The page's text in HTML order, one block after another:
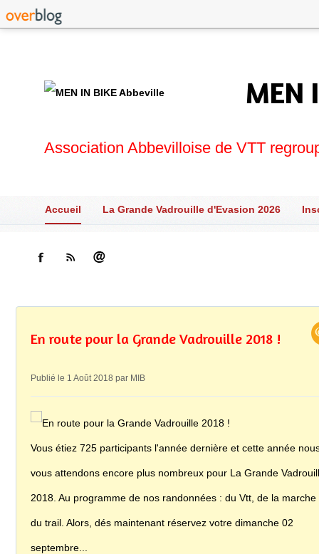
MEN
Association Abbevilloise de VTT
Accueil La Grande Vadrouille d'Evasion 2026
En route pour la Grande Vadrouille 2018 !
Publié le 1 Août 2018 par MIB
Vous étiez 725 participants l'année dernière et cette année
vous attendons encore plus nombreux pour La Grande
2018. Au programme de nos randonnées : du Vtt, de la marche
du trail. Alors, dés maintenant réservez votre dimanche 02
septembre...